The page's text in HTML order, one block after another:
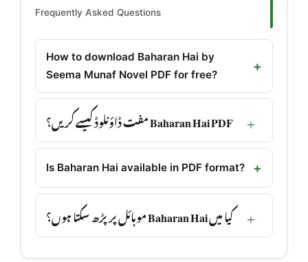
Frequently Asked Questions
How to download Baharan Hai by
Seema Munaf Novel PDF for free?
Baharan Hai PDF مفت ڈاؤنلوڈ کیسے کریں؟
Is Baharan Hai available in PDF format?
کیا میں Baharan Hai موبائل پر پڑھ سکتا ہوں؟